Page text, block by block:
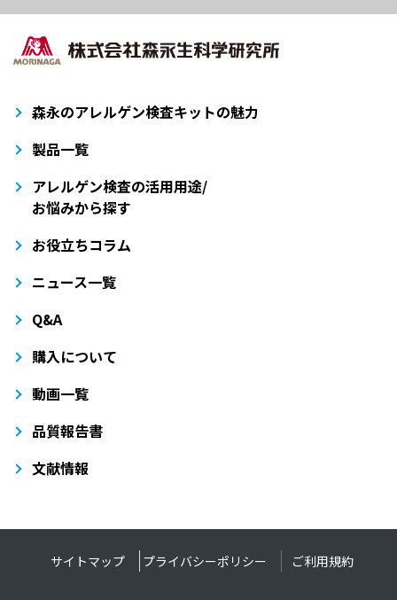
森永のアレルゲン検査キットの魅力
製品一覧
アレルゲン検査の活用用途/
お悩みから探す
お役立ちコラム
ニュース一覧
Q&A
購入について
動画一覧
品質報告書
文献情報
サイトマップ プライバシーポリシー ご利用規約